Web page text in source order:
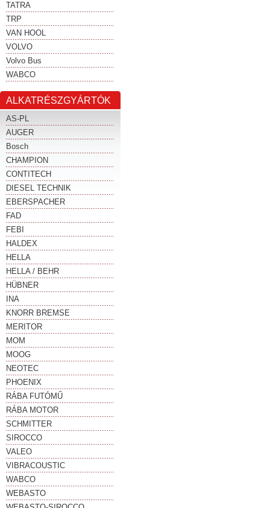
TATRA
TRP
VAN HOOL
VOLVO
Volvo Bus
WABCO
ALKATRÉSZGYÁRTÓK
AS-PL
AUGER
Bosch
CHAMPION
CONTITECH
DIESEL TECHNIK
EBERSPACHER
FAD
FEBI
HALDEX
HELLA
HELLA / BEHR
HÜBNER
INA
KNORR BREMSE
MERITOR
MOM
MOOG
NEOTEC
PHOENIX
RÁBA FUTÓMŰ
RÁBA MOTOR
SCHMITTER
SIROCCO
VALEO
VIBRACOUSTIC
WABCO
WEBASTO